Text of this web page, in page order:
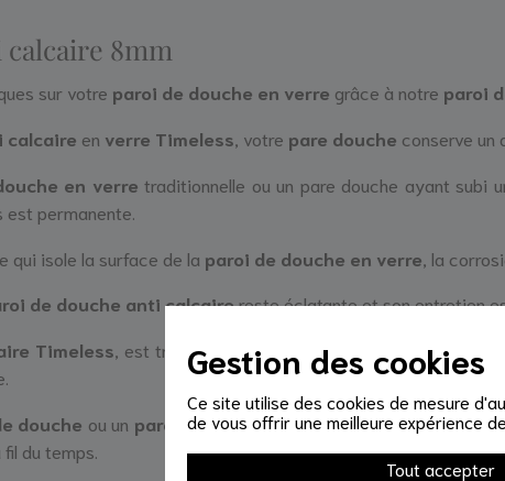
Gestion des cookies
Ce site utilise des cookies de mesure
de vous offrir une meilleure expérience
Tout accepter
8mm
sur votre paroi de douche en verre grâce à notre paroi
calcaire en verre Timeless , votre pare douche conserve un
en verre traditionnelle ou un pare douche ayant subi
est permanente.
qui isole la surface de la paroi de douche en verre , la
de douche anti calcairereste éclatante et son entretien
Timeless , est traitée sur une seule face. Lors de
douche ou un pare baignoire anti calcaire,leverre
du temps.